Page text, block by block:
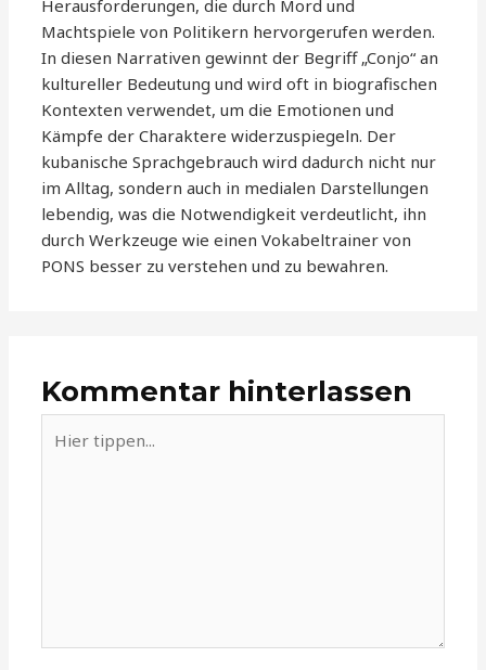
Herausforderungen, die durch Mord und
Machtspiele von Politikern hervorgerufen werden.
In diesen Narrativen gewinnt der Begriff „Conjo“ an
kultureller Bedeutung und wird oft in biografischen
Kontexten verwendet, um die Emotionen und
Kämpfe der Charaktere widerzuspiegeln. Der
kubanische Sprachgebrauch wird dadurch nicht nur
im Alltag, sondern auch in medialen Darstellungen
lebendig, was die Notwendigkeit verdeutlicht, ihn
durch Werkzeuge wie einen Vokabeltrainer von
PONS besser zu verstehen und zu bewahren.
Kommentar hinterlassen
tippen...